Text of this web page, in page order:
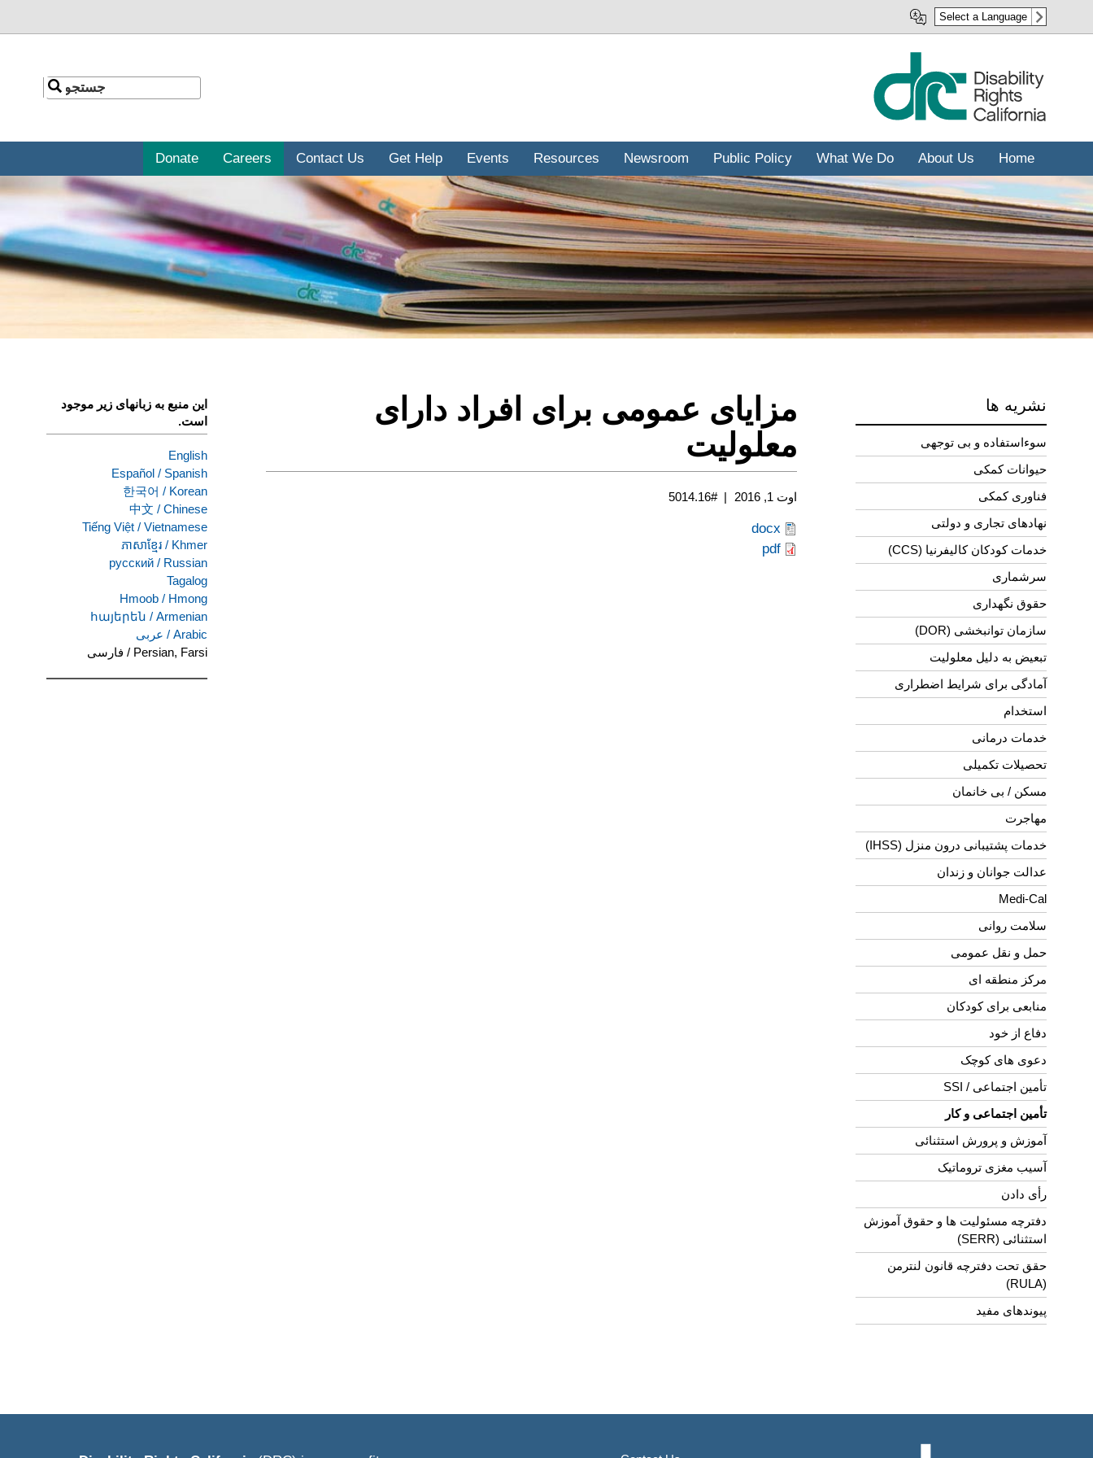
به
Select a Language
جستجو
Home
About Us
What We Do
Public Policy
Newsroom
Resources
Events
Get Help
Contact Us
Careers
Donate
نشریه ها
سوءاستفاده و بی توجهی
حیوانات کمکی
فناوری کمکی
نهادهای تجاری و دولتی
خدمات کودکان کالیفرنیا (CCS)
سرشماری
حقوق نگهداری
سازمان توانبخشی (DOR)
تبعیض به دلیل معلولیت
آمادگی برای شرایط اضطراری
استخدام
خدمات درمانی
تحصیلات تکمیلی
مسکن / بی خانمان
مهاجرت
خدمات پشتیبانی درون منزل (IHSS)
عدالت جوانان و زندان
Medi-Cal
سلامت روانی
حمل و نقل عمومی
مرکز منطقه ای
منابعی برای کودکان
دفاع از خود
دعوی های کوچک
تأمین اجتماعی / SSI
تأمین اجتماعی و کار
آموزش و پرورش استثنائی
آسیب مغزی تروماتیک
رأی دادن
دفترچه مسئولیت ها و حقوق آموزش
استثنائی (SERR)
حقق تحت دفترچه قانون لنترمن
(RULA)
پیوندهای مفید
مزایای عمومی برای افراد دارای
معلولیت
اوت 1, 2016 #5014.16
docx
pdf
این منبع به زبانهای زیر موجود
است.
English
Spanish
/
Español
Korean
/
한국어
Chinese
/
中文
Vietnamese
/
Tiếng Việt
Khmer
/
ភាសាខ្មែរ
Russian
/
русский
Tagalog
Hmong
/
Hmoob
Armenian
/
հայերեն
Arabic
/ عربى
Persian, Farsi
/ فارسی